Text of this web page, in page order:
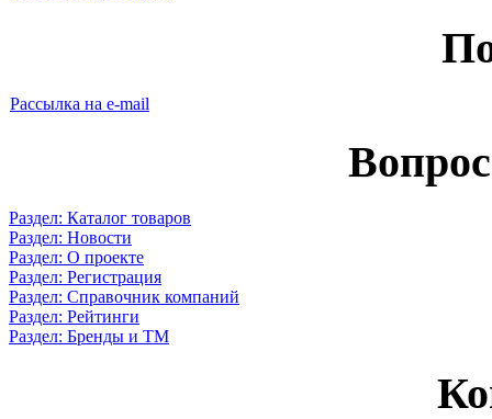
Рассылка на e-mail
Раздел: Каталог товаров
Раздел: Новости
Раздел: О проекте
Раздел: Регистрация
Раздел: Справочник компаний
Раздел: Рейтинги
Раздел: Бренды и ТМ